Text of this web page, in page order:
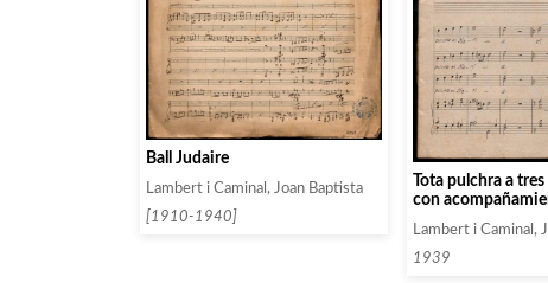
Ball Judaire
Lambert i Caminal, Joan Baptista
[1910-1940]
Tota pulchra a
con
Lambert i Caminal,
1939